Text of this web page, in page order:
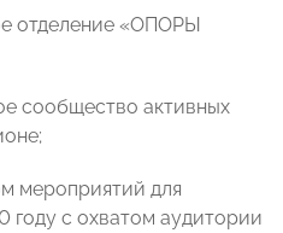
отделение «ОПОРЫ
сообщество активных
мероприятий для
году с охватом аудитории